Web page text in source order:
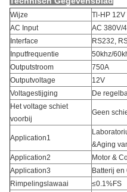
Wijze
Tl-HP 12V
AC Input
AC 380V/
Interface
RS232,
Inputfrequentie
50khz/
Outputstroom
750A
Outputvoltage
12V
Voltagestijging
De
Het voltage schiet
voorbij
Geen
Application1
&Aging
Application2
Motor &
Application3
Batterij
Rimpelingslawaai
≤0.1%FS